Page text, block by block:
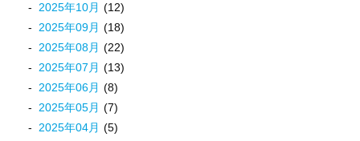
2025年10月 (12)
2025年09月 (18)
2025年08月 (22)
2025年07月 (13)
2025年06月 (8)
2025年05月 (7)
2025年04月 (5)